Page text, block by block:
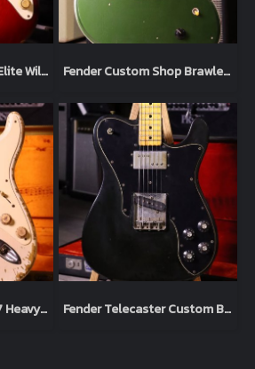
Fender Stratocaster Elite Wild Cherry 1983 Usa (4.1kg) Fender Custom Shop Brawler Journeyman Relic Cadillac Green Masterbuilt by Carlos Lopez Limited Chicargo Music Exchange (3.7kg)
Fender Masterbuilt‘57 Heavy Relic Limited Jason Smith Blonde white 2012 (3.4kg) Fender Telecaster Custom Black 1973 Original (3.3kg)